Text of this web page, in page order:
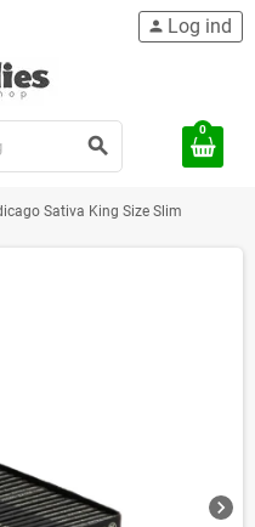
search
person Log ind
0
Sativa King Size Slim
chevron_right